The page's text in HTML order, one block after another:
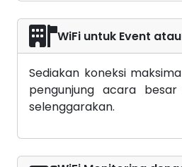
WiFi untuk Event
Sediakan koneksi
pengunjung acara
selenggarakan.